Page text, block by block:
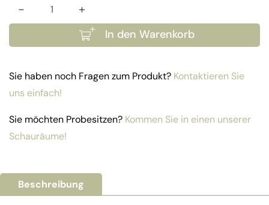
Lounge-Tisch Greece Menge
- +
In den Warenkorb
Sie haben noch Fragen zum Produkt? Kontaktieren Sie
uns einfach!
Sie möchten Probesitzen? Kommen Sie in einen unserer
Schauräume!
Beschreibung